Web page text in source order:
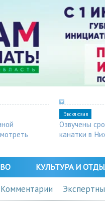
Эксклюзив
Озвучены
канатки в
КУЛЬТУРА И
Комментарии